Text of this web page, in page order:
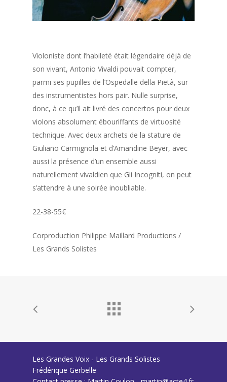
Violoniste dont l’habileté était légendaire déjà de
son vivant, Antonio Vivaldi pouvait compter,
parmi ses pupilles de l’Ospedalle della Pietà, sur
des instrumentistes hors pair. Nulle surprise,
donc, à ce qu’il ait livré des concertos pour deux
violons absolument ébouriffants de virtuosité
technique. Avec deux archets de la stature de
Giuliano Carmignola et d’Amandine Beyer, avec
aussi la présence d’un ensemble aussi
naturellement vivaldien que Gli Incogniti, on peut
s’attendre à une soirée inoubliable.
22-38-55€
Corproduction Philippe Maillard Productions /
Les Grands Solistes
Les Grandes Voix - Les Grands Solistes
Frédérique Gerbelle